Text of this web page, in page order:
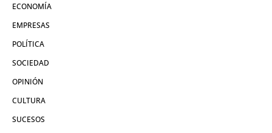
ECONOMÍA
EMPRESAS
POLÍTICA
SOCIEDAD
OPINIÓN
CULTURA
SUCESOS